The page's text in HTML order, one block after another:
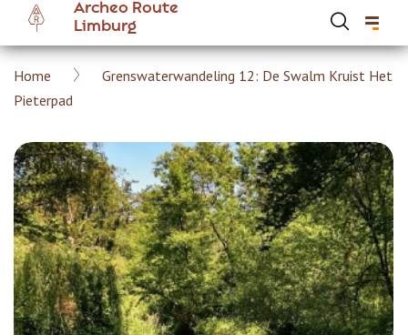
Overslaan
naar
inhoud
Archeo Route
Limburg
Kruimelpad
Home
Grenswaterwandeling 12: De Swalm Kruist Het
Pieterpad